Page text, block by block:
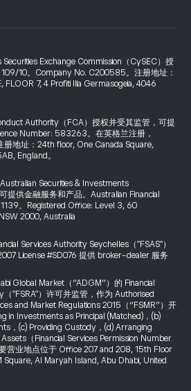
Exchange Commission（CySEC）授
10。Company No. C200585。注册地址：
FLOOR 7, 4 Profiti Ilia Germasogeia, 4046
Authority（FCA）授权并受其监管，可提
Number: 583263。在英格兰注册，
地址：24th floor, One Canada Square,
England。
Securities & Investments
提供金融服务和产品。Australian Financial
。Registered Office: Level 3, 60
2000, Australia
Services Authority Seychelles（"FSAS"）
License #SD076 提供 broker-dealer 服务
Global Market（“ADGM”）的 Financial
"FSRA"）许可并监管，作为 Authorised
and Market Regulations 2015（“FSMR”）开
in Investments as Principal (Matched)，(b)
，(c) Providing Custody，(d) Arranging
（Financial Services Permission Number
营业地点位于 Office 207 and 208, 15th Floor
Square, Al Maryah Island, Abu Dhabi, United